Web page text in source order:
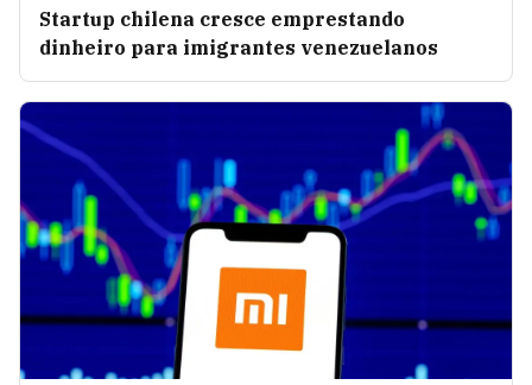
Startup chilena cresce emprestando
dinheiro para imigrantes venezuelanos